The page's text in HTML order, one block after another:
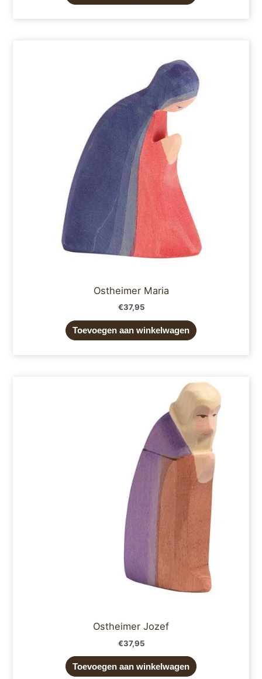
Ostheimer Maria
€37,95
Toevoegen aan winkelwagen
Ostheimer Jozef
€37,95
Toevoegen aan winkelwagen